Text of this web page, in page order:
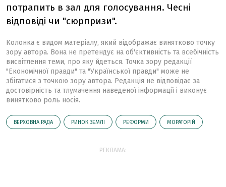
потрапить в зал для голосування. Чесні
відповіді чи "сюрпризи".
Колонка є видом матеріалу, який відображає винятково точку
зору автора. Вона не претендує на об'єктивність та всебічність
висвітлення теми, про яку йдеться. Точка зору редакції
"Економічної правди" та "Української правди" може не
збігатися з точкою зору автора. Редакція не відповідає за
достовірність та тлумачення наведеної інформації і виконує
винятково роль носія.
ВЕРХОВНА РАДА РИНОК ЗЕМЛІ РЕФОРМИ МОРАТОРІЙ
РЕКЛАМА: